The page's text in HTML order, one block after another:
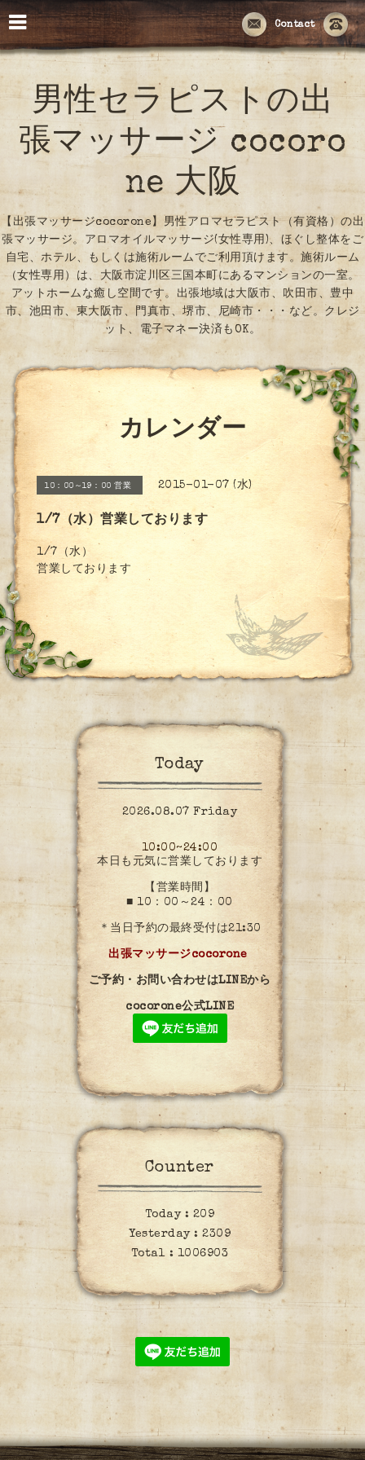
Contact
男性セラピストの出
張マッサージ cocoro
ne 大阪
【出張マッサージcocorone】男性アロマセラピスト（有資格）の出
張マッサージ。アロマオイルマッサージ(女性専用)、ほぐし整体をご
自宅、ホテル、もしくは施術ルームでご利用頂けます。施術ルーム
（女性専用）は、大阪市淀川区三国本町にあるマンションの一室。
アットホームな癒し空間です。出張地域は大阪市、吹田市、豊中
市、池田市、東大阪市、門真市、堺市、尼崎市・・・など。クレジ
ット、電子マネー決済もOK。
カレンダー
10：00～19：00 営業 2015-01-07 (水)
1/7（水）営業しております
1/7（水）
営業しております
Today
2026.08.07 Friday
10:00~24:00
本日も元気に営業しております
【営業時間】
■ 10：00～24：00
＊当日予約の最終受付は21:30
出張マッサージcocorone
ご予約・お問い合わせはLINEから
cocorone公式LINE
Counter
Today : 209
Yesterday : 2309
Total : 1006903